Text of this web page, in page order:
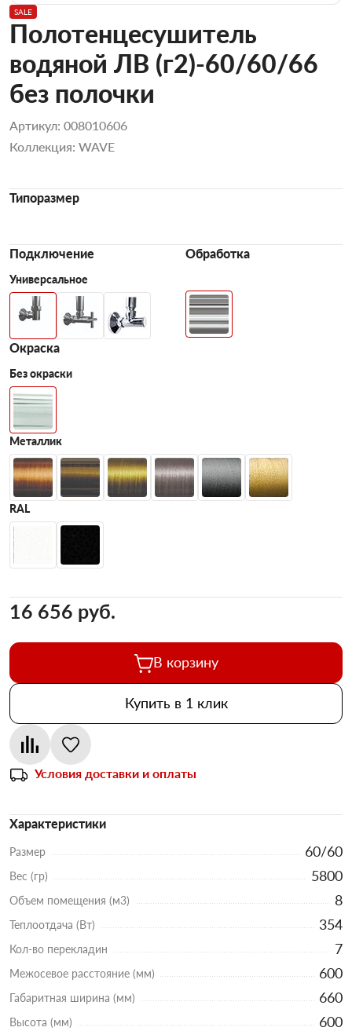
SALE
Полотенцесушитель
водяной ЛВ (г2)-60/60/66
без полочки
Артикул: 008010606
Коллекция: WAVE
Типоразмер
Подключение
Универсальное
Обработка
Окраска
Без окраски
Металлик
RAL
16 656 pуб.
В корзину
Купить в 1 клик
Условия доставки и оплаты
Характеристики
Размер 60/60
Вес (гр) 5800
Объем помещения (м3) 8
Теплоотдача (Вт) 354
Кол-во перекладин 7
Межосевое расстояние (мм) 600
Габаритная ширина (мм) 660
Высота (мм) 600